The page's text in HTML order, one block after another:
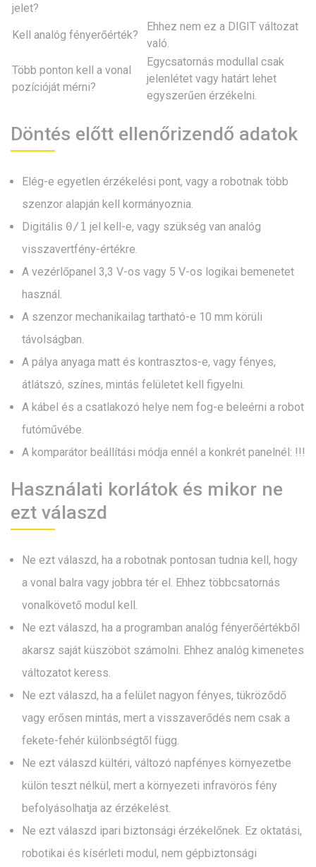
jelet?
Kell analóg fényerőérték?
Ehhez nem ez a DIGIT változat
való.
Több ponton kell a vonal
pozícióját mérni?
Egycsatornás modullal csak
jelenlétet vagy határt lehet
egyszerűen érzékelni.
Döntés előtt ellenőrizendő adatok
Elég-e egyetlen érzékelési pont, vagy a robotnak több
szenzor alapján kell kormányoznia.
Digitális 0/1 jel kell-e, vagy szükség van analóg
visszavertfény-értékre.
A vezérlőpanel 3,3 V-os vagy 5 V-os logikai bemenetet
használ.
A szenzor mechanikailag tartható-e 10 mm körüli
távolságban.
A pálya anyaga matt és kontrasztos-e, vagy fényes,
átlátszó, színes, mintás felületet kell figyelni.
A kábel és a csatlakozó helye nem fog-e beleérni a robot
futóművébe.
A komparátor beállítási módja ennél a konkrét panelnél: !!!
Használati korlátok és mikor ne
ezt válaszd
Ne ezt válaszd, ha a robotnak pontosan tudnia kell, hogy
a vonal balra vagy jobbra tér el. Ehhez többcsatornás
vonalkövető modul kell.
Ne ezt válaszd, ha a programban analóg fényerőértékből
akarsz saját küszöböt számolni. Ehhez analóg kimenetes
változatot keress.
Ne ezt válaszd, ha a felület nagyon fényes, tükröződő
vagy erősen mintás, mert a visszaverődés nem csak a
fekete-fehér különbségtől függ.
Ne ezt válaszd kültéri, változó napfényes környezetbe
külön teszt nélkül, mert a környezeti infravörös fény
befolyásolhatja az érzékelést.
Ne ezt válaszd ipari biztonsági érzékelőnek. Ez oktatási,
robotikai és kísérleti modul, nem gépbiztonsági